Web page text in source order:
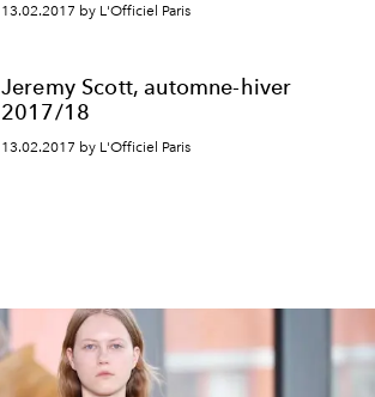
13.02.2017 by L'Officiel Paris
Jeremy Scott, automne-hiver
2017/18
13.02.2017 by L'Officiel Paris